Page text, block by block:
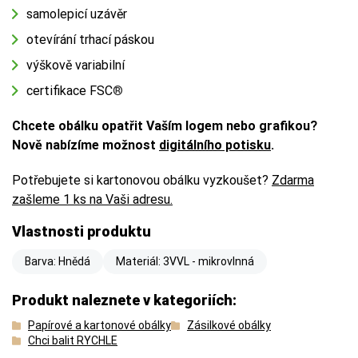
samolepicí uzávěr
otevírání trhací páskou
výškově variabilní
certifikace FSC®
Chcete obálku opatřit Vaším logem nebo grafikou?
Nově nabízíme možnost digitálního potisku.
Potřebujete si kartonovou obálku vyzkoušet? Zdarma
zašleme 1 ks na Vaši adresu.
Vlastnosti produktu
Barva: Hnědá Materiál: 3VVL - mikrovlnná
Produkt naleznete v kategoriích:
Papírové a kartonové obálky
Zásilkové obálky
Chci balit RYCHLE